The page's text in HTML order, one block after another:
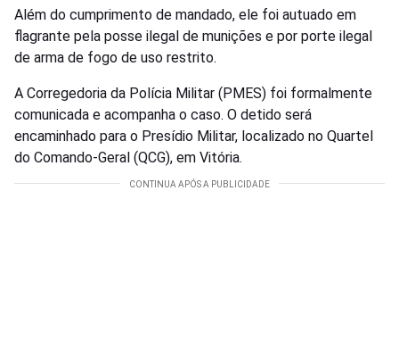
Além do cumprimento de mandado, ele foi autuado em
flagrante pela posse ilegal de munições e por porte ilegal
de arma de fogo de uso restrito.
A Corregedoria da Polícia Militar (PMES) foi formalmente
comunicada e acompanha o caso. O detido será
encaminhado para o Presídio Militar, localizado no Quartel
do Comando-Geral (QCG), em Vitória.